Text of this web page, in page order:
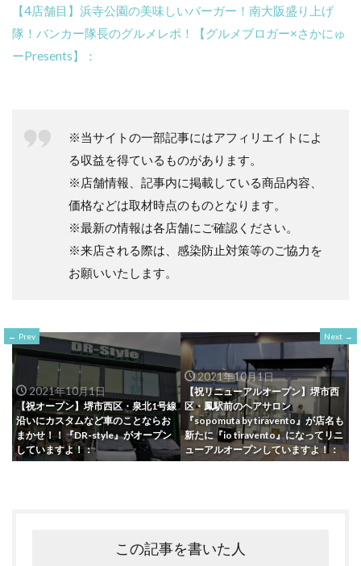
【4店舗目】浜寺公園の美味しいバーガー！南大阪盛り上げ
隊！バンカー隊長のグルメレポ！【グルメブロガー×さかにゅ
ーPresents】：
※当サイトの一部記事にはアフィリエイトによ
る収益を得ているものがあります。
※店舗情報、記事内に掲載している商品内容、
価格などは取材時点のものとなります。
※最新の情報は各店舗にご確認ください。
※来店される際は、感染防止対策等のご協力を
お願いいたします。
Prev
2021年10月1日
【祝オープン】堺市西区・泉北1号線
沿いにカスタムなど車のことならお
まかせ！！『DR-style』がオープン
していますよ！：
Next
2021年10月1日
【祝リニューアルオープン】堺市西
区・鳳駅前のヘアサロン
『sopomuta by tiravento』が店名も
新たに『io tiravento』になってリニ
ューアルオープンしていますよ！：
この記事を書いた人